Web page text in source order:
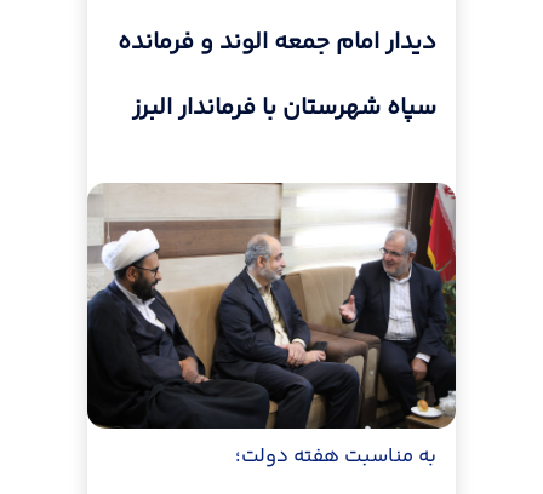
دیدار امام جمعه الوند و فرمانده
سپاه شهرستان با فرماندار البرز
به مناسبت هفته دولت؛